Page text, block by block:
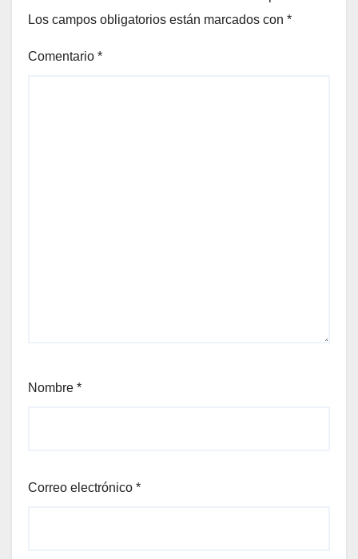
Los campos obligatorios están marcados con *
Comentario *
Nombre *
Correo electrónico *